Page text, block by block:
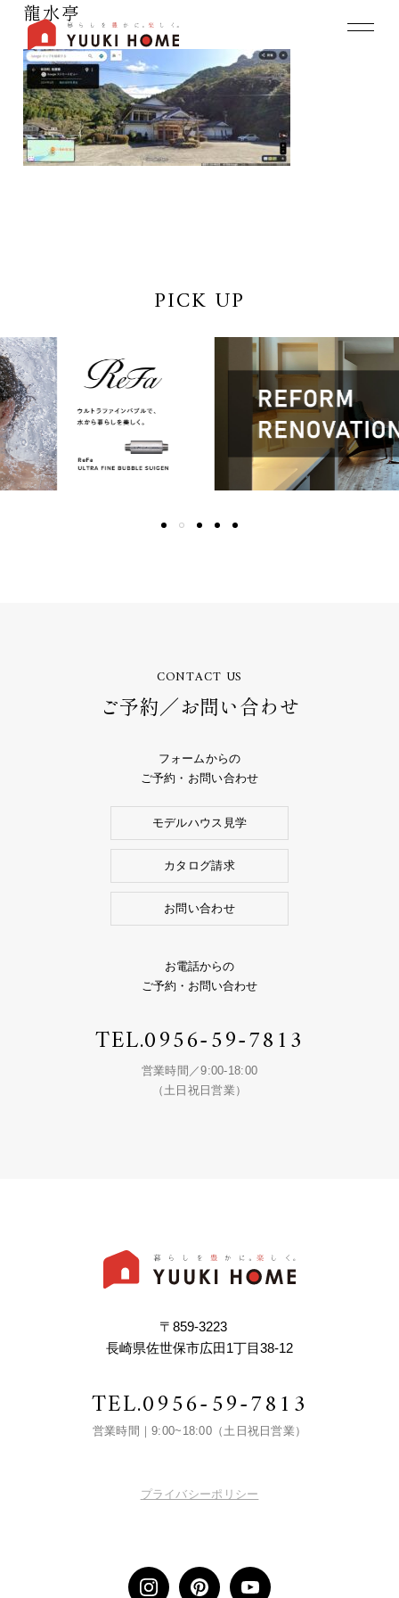
龍水亭
PICK UP
CONTACT US
ご予約／お問い合わせ
フォームからの
ご予約・お問い合わせ
モデルハウス見学
カタログ請求
お問い合わせ
お電話からの
ご予約・お問い合わせ
TEL.0956-59-7813
営業時間／9:00-18:00
（土日祝日営業）
〒859-3223
長崎県佐世保市広田1丁目38-12
TEL.0956-59-7813
営業時間｜9:00~18:00（土日祝日営業）
プライバシーポリシー